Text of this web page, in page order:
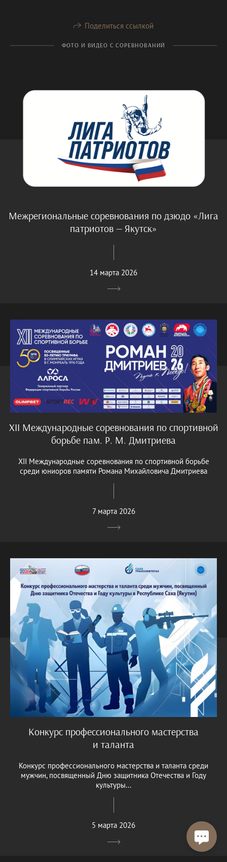
Поделиться ссылкой
ФОТО И ВИДЕО С СОРЕВНОВАНИЙ
Межрегиональные соревнования по дзюдо «Лига
патриотов — Якутск»
14 марта 2026
XII Международные соревнования по спортивной
борьбе пам. Р. М. Дмитриева
XII Международные соревнования по спортивной борьбе
среди юниоров памяти Романа Михайловича Дмитриева
7 марта 2026
Конкурс профессионального мастерства
и таланта
Конкурс профессионального мастерства и таланта среди
мужчин, посвященный Дню защитника Отечества и Году
культуры...
5 марта 2026